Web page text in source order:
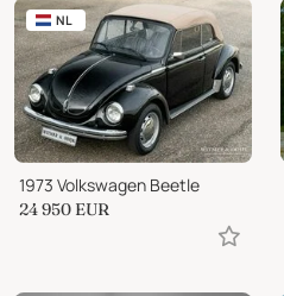
NL
1973 Volkswagen Beetle
24 950 EUR